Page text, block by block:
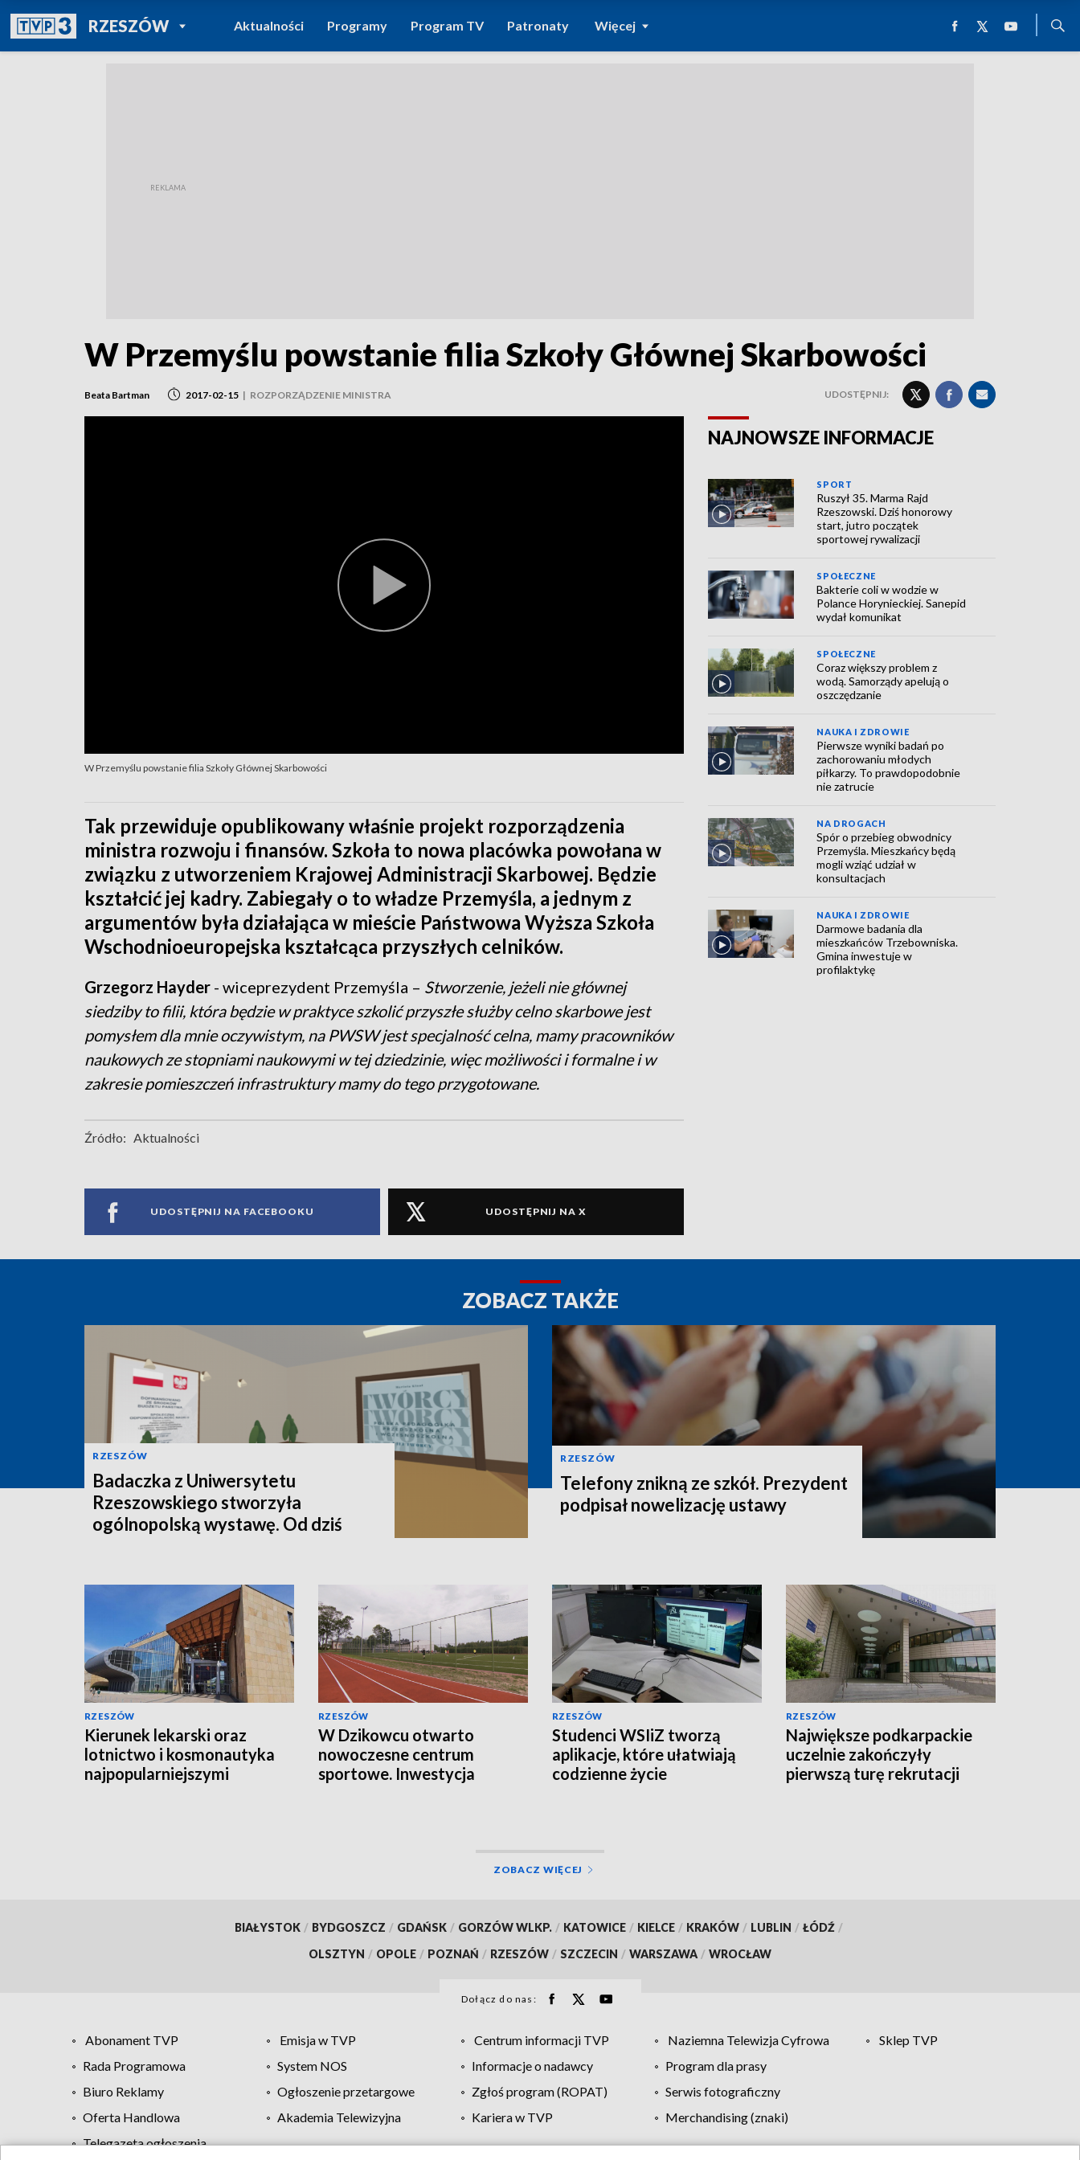
RZESZÓWPOWRÓT DO
TVP REGIONY
Aktualności Programy Program TV Patronaty Więcej
W Przemyślu powstanie filia Szkoły Głównej Skarbowości
Beata Bartman 2017-02-15 | ROZPORZĄDZENIE MINISTRA UDOSTĘPNIJ:
W Przemyślu powstanie filia Szkoły Głównej Skarbowości
Tak przewiduje opublikowany właśnie projekt rozporządzenia
ministra rozwoju i finansów. Szkoła to nowa placówka powołana w
związku z utworzeniem Krajowej Administracji Skarbowej. Będzie
kształcić jej kadry. Zabiegały o to władze Przemyśla, a jednym z
argumentów była działająca w mieście Państwowa Wyższa Szkoła
Wschodnioeuropejska kształcąca przyszłych celników.
Grzegorz Hayder - wiceprezydent Przemyśla – Stworzenie, jeżeli nie głównej
siedziby to filii, która będzie w praktyce szkolić przyszłe służby celno skarbowe jest
pomysłem dla mnie oczywistym, na PWSW jest specjalność celna, mamy pracowników
naukowych ze stopniami naukowymi w tej dziedzinie, więc możliwości i formalne i w
zakresie pomieszczeń infrastruktury mamy do tego przygotowane.
Źródło: Aktualności
UDOSTĘPNIJ NA FACEBOOKU UDOSTĘPNIJ NA X
NAJNOWSZE INFORMACJE
SPORT
Ruszył 35. Marma Rajd
Rzeszowski. Dziś honorowy
start, jutro początek
sportowej rywalizacji
SPOŁECZNE
Bakterie coli w wodzie w
Polance Horynieckiej. Sanepid
wydał komunikat
SPOŁECZNE
Coraz większy problem z
wodą. Samorządy apelują o
oszczędzanie
NAUKA I ZDROWIE
Pierwsze wyniki badań po
zachorowaniu młodych
piłkarzy. To prawdopodobnie
nie zatrucie
NA DROGACH
Spór o przebieg obwodnicy
Przemyśla. Mieszkańcy będą
mogli wziąć udział w
konsultacjach
NAUKA I ZDROWIE
Darmowe badania dla
mieszkańców Trzebowniska.
Gmina inwestuje w
profilaktykę
ZOBACZ TAKŻE
RZESZÓW
Badaczka z Uniwersytetu
Rzeszowskiego stworzyła
ogólnopolską wystawę. Od dziś
RZESZÓW
Telefony znikną ze szkół. Prezydent
podpisał nowelizację ustawy
RZESZÓW
Kierunek lekarski oraz
lotnictwo i kosmonautyka
najpopularniejszymi
RZESZÓW
W Dzikowcu otwarto
nowoczesne centrum
sportowe. Inwestycja
RZESZÓW
Studenci WSIiZ tworzą
aplikacje, które ułatwiają
codzienne życie
RZESZÓW
Największe podkarpackie
uczelnie zakończyły
pierwszą turę rekrutacji
ZOBACZ WIĘCEJ
BIAŁYSTOK / BYDGOSZCZ / GDAŃSK / GORZÓW WLKP. / KATOWICE / KIELCE / KRAKÓW / LUBLIN / ŁÓDŹ /
OLSZTYN / OPOLE / POZNAŃ / RZESZÓW / SZCZECIN / WARSZAWA / WROCŁAW
Dołącz do nas:
Abonament TVP Emisja w TVP Centrum informacji TVP Naziemna Telewizja Cyfrowa
Sklep TVP
Rada Programowa
System NOS Informacje o nadawcy
Program dla prasy
Biuro Reklamy
Ogłoszenie przetargowe Zgłoś program (ROPAT)
Serwis fotograficzny
Oferta Handlowa
Akademia Telewizyjna Kariera w TVP
Merchandising (znaki)
Telegazeta ogłoszenia